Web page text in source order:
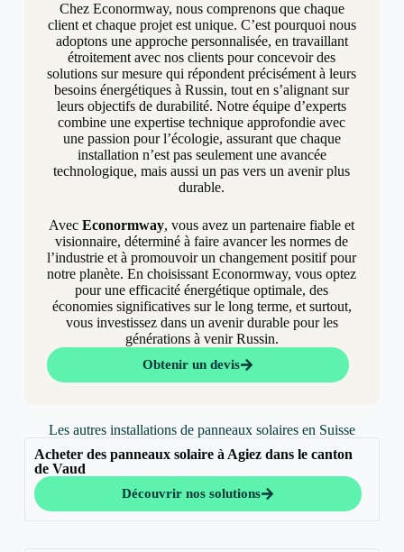
Chez Econormway, nous comprenons que chaque
client et chaque projet est unique. C’est pourquoi nous
adoptons une approche personnalisée, en travaillant
étroitement avec nos clients pour concevoir des
solutions sur mesure qui répondent précisément à leurs
besoins énergétiques à Russin, tout en s’alignant sur
leurs objectifs de durabilité. Notre équipe d’experts
combine une expertise technique approfondie avec
une passion pour l’écologie, assurant que chaque
installation n’est pas seulement une avancée
technologique, mais aussi un pas vers un avenir plus
durable.
AvecEconormway, vous avez un partenaire fiable et
visionnaire, déterminé à faire avancer les normes de
l’industrie et à promouvoir un changement positif pour
notre planète. En choisissant Econormway, vous optez
pour une efficacité énergétique optimale, des
économies significatives sur le long terme, et surtout,
vous investissez dans un avenir durable pour les
générations à venir Russin.
Obtenir un devis
Les autres installations de panneaux solaires en Suisse
Acheter des panneaux solaire à Agiez dans le canton
de Vaud
Découvrir nos solutions